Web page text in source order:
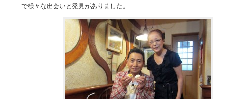
で様々な出会いと発見がありました。